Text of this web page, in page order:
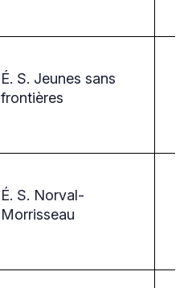
É. S. Jeunes sans
frontières
É. S. Norval-
Morrisseau